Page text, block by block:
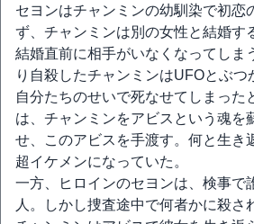
セヨンはチャンミンの幼馴染で初恋
ず、チャンミンは別の女性と結婚す
結婚直前に相手がいなくなってしま
り自殺したチャンミンはUFOとぶつ
自分たちのせいで死なせてしまった
は、チャンミンをアビスという魂を
せ、このアビスを手渡す。何と生き
超イケメンになっていた。
一方、ヒロインのセヨンは、検事で
人。しかし捜査途中で何者かに殺さ